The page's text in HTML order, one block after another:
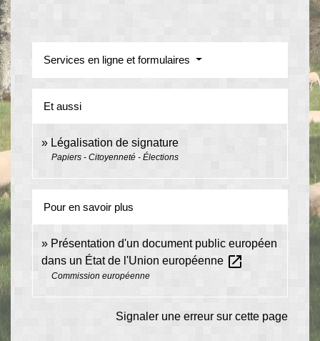
Services en ligne et formulaires
Et aussi
Légalisation de signature
Papiers - Citoyenneté - Élections
Pour en savoir plus
Présentation d'un document public européen
dans un État de l'Union européenne open_in_new
Commission européenne
Signaler une erreur sur cette page